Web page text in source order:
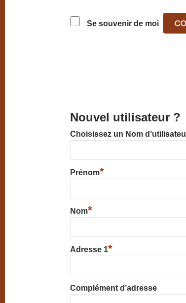
Se souvenir de moi
Nouvel utilisateur ?
Choisissez un Nom
Prénom*
Nom*
Adresse 1*
Complément d’adresse